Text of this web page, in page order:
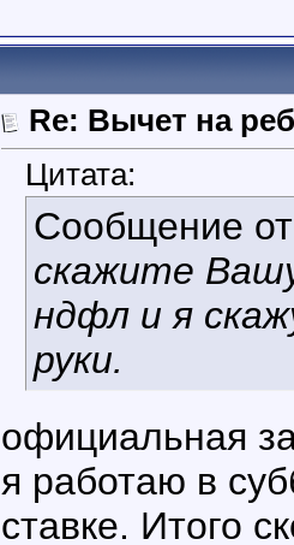
Re: Вычет на
Цитата:
Сообщение
скажите
ндфл и я
руки.
официальная
я работаю в
ставке. Итого